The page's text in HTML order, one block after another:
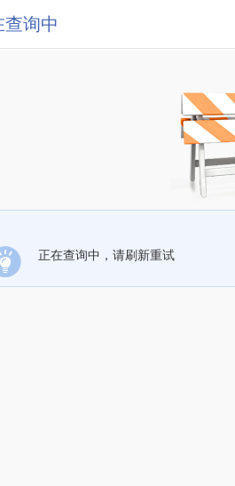
查询中
正在查询中，请刷新重试